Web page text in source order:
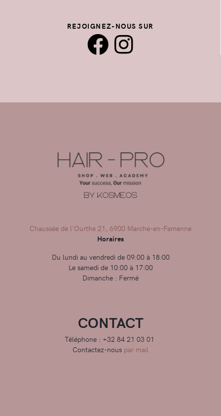
REJOIGNEZ-NOUS SUR
Chaussée de l'Ourthe 21, 6900 Marche-en-Famenne
Horaires
Du lundi au vendredi de 09:00 à 18:00
Le samedi de 10:00 à 17:00
Dimanche : Fermé
CONTACT
Téléphone : +32 84 21 03 01
Contactez-nous par mail